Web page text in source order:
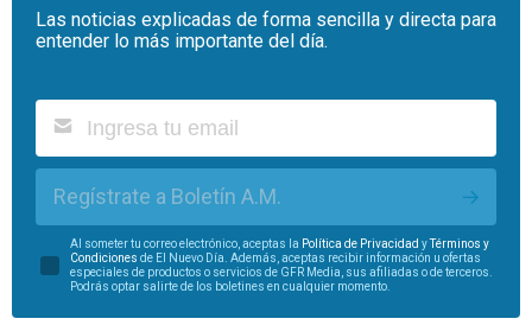
Las noticias explicadas de forma sencilla y directa para
entender lo más importante del día.
Regístrate a Boletín A.M.
Al someter tu correo electrónico, aceptas la Política de Privacidad yTérminos y
Condiciones de El Nuevo Día. Además, aceptas recibir información u ofertas
especiales de productos o servicios de GFR Media, sus afiliadas o de terceros.
Podrás optar salirte de los boletines en cualquier momento.